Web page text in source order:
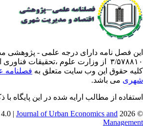
فصل نامه دارای درجه علمی - پژوهشی
وزارت علوم ،تحقیقات فناوری است .
حقوق این وب سایت متعلق بهفصلنامه
می باشد.
از مطالب ارایه شده در این پایگاه با
©
Journal of Urban Economics and